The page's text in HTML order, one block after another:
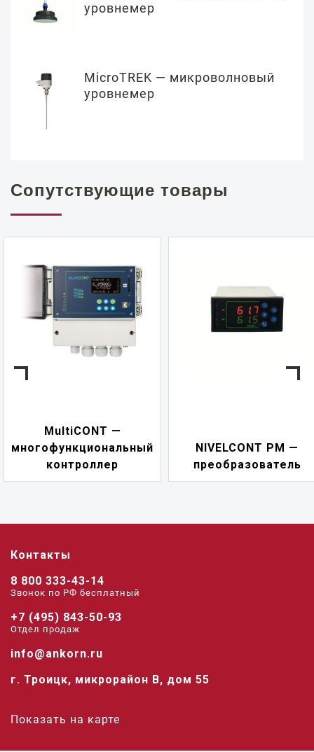
уровнемер
MicroTREK — микроволновый
уровнемер
Сопутствующие товары
MultiCONT —
многофункциональный
контроллер
NIVELCONT PM —
преобразователь
Контакты
8 800 333-43-14
Звонок по РФ беcплатный
+7 (495) 843-50-93
Отдел продаж
info@ankorn.ru
г. Троицк, микрорайон В, дом 55
Показать на карте